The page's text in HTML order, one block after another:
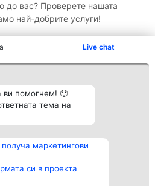
Live chat
ви помогнем! 🙂
тема на
маркетингови
си в проекта
до вас? Проверете нашата
най-добрите услуги!
Класация Контакти